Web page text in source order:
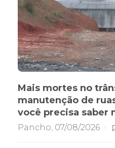
Mais mortes no
manutenção de
você precisa saber
Pancho 07/08/2026